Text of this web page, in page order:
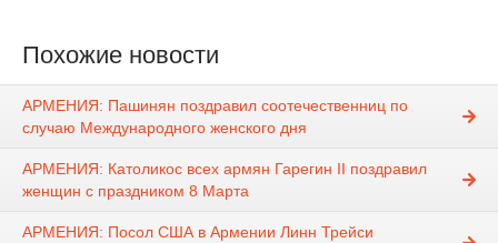
Похожие новости
АРМЕНИЯ: Пашинян поздравил соотечественниц по
случаю Международного женского дня
АРМЕНИЯ: Католикос всех армян Гарегин II поздравил
женщин с праздником 8 Марта
АРМЕНИЯ: Посол США в Армении Линн Трейси